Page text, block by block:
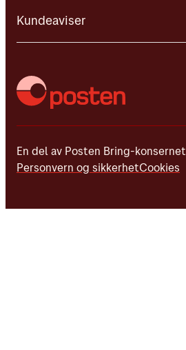
Kundeaviser
En del av Posten Bring-konsernet
Personvern og sikkerhetCookies